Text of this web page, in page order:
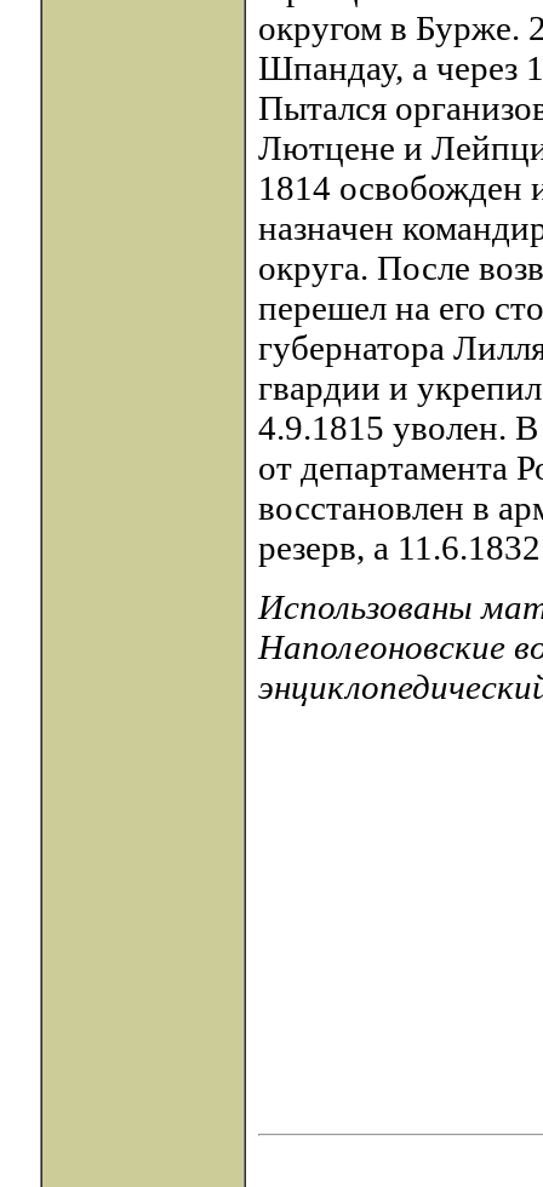
округом в Бурже.
Шпандау, а через
Пытался
Лютцене и
1814 освобожден
назначен
округа. После
перешел на его
губернатора
гвардии и
4.9.1815 уволен.
от департамента
восстановлен в
резерв, а
Использованы
Наполеоновские